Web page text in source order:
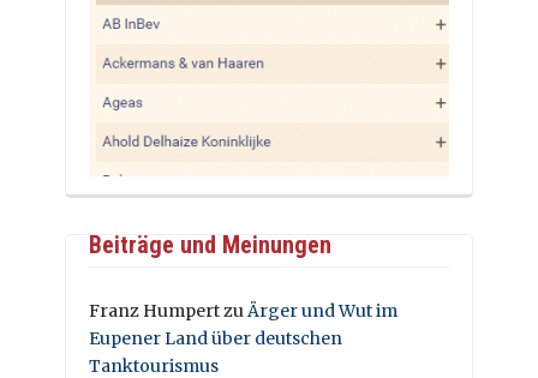
Beiträge und Meinungen
Franz HumpertzuÄrger und Wut im
Eupener Land über deutschen
Tanktourismus